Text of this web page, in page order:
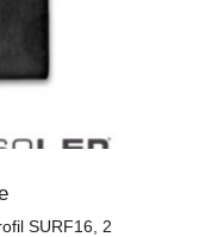
SURF16, 2